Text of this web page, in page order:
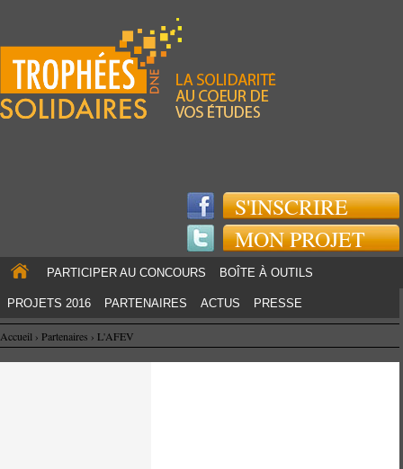
S'INSCRIRE
MON PROJET
PARTICIPER AU CONCOURS BOÎTE À OUTILS
PROJETS 2016 PARTENAIRES ACTUS PRESSE
Accueil › Partenaires › L'AFEV